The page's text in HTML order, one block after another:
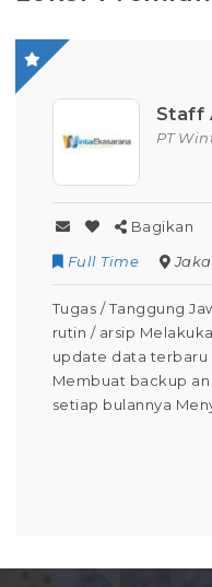
Staff
PT
Bagikan
Full Time
Tugas / Tanggung
rutin / arsip
update data terbaru
Membuat backup
setiap bulannya